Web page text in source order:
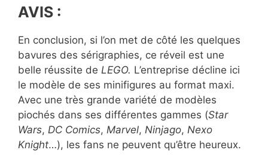
AVIS :
En conclusion, si l’on met de côté les quelques
bavures des sérigraphies, ce réveil est une
belle réussite de LEGO. L’entreprise décline ici
le modèle de ses minifigures au format maxi.
Avec une très grande variété de modèles
piochés dans ses différentes gammes (Star
Wars, DC Comics, Marvel, Ninjago, Nexo
Knight…), les fans ne peuvent qu’être heureux.